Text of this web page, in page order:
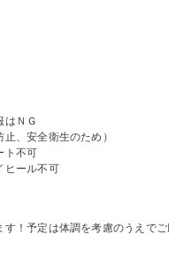
はＮＧ
、安全衛生のため）
ト不可
ヒール不可
す！予定は体調を考慮のうえで